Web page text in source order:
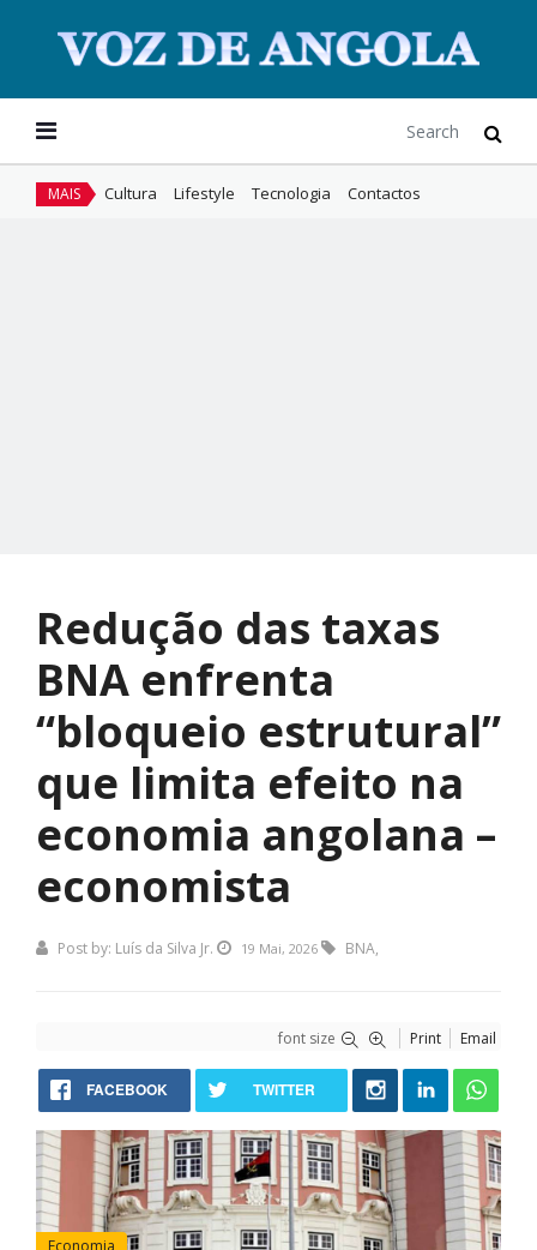
MAIS Cultura Lifestyle Tecnologia Contactos
Redução das taxas
BNA enfrenta
“bloqueio estrutural”
que limita efeito na
economia angolana –
economista
Post by: Luís da Silva Jr. 19 Mai, 2026 BNA,
font size Print Email
FACEBOOK TWITTER
Economia